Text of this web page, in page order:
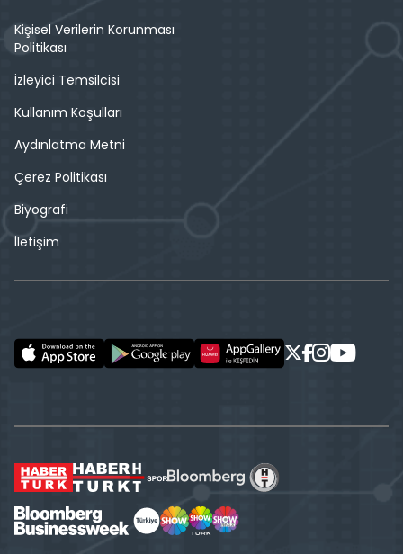
Kişisel Verilerin Korunması
Politikası
İzleyici Temsilcisi
Kullanım Koşulları
Aydınlatma Metni
Çerez Politikası
Biyografi
İletişim